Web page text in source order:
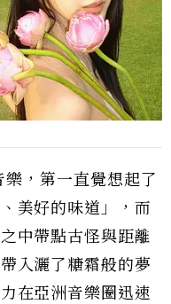
，第一直覺想起了
美好的味道」，而
中帶點古怪與距離
入灑了糖霜般的夢
在亞洲音樂圈迅速